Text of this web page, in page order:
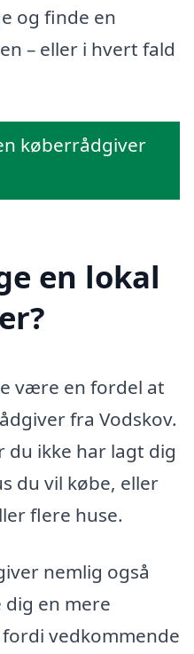
og finde en
– eller i hvert fald
køberrådgiver
en lokal
være en fordel at
fra Vodskov.
ikke har lagt dig
du vil købe, eller
flere huse.
nemlig også
en mere
vedkommende